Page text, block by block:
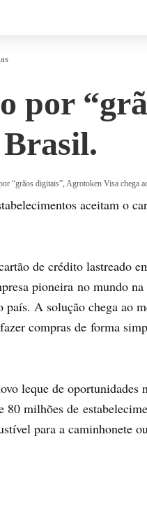
por
Brasil.
“grãos digitais”, Agrotoken Visa chega
aceitam o
de crédito lastreado
pioneira no mundo
país. A solução chega ao
compras de forma
leque de
80 milhões de
para a caminhonete